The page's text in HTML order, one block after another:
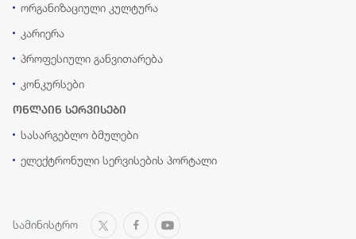
ორგანიზაციული კულტურა
კარიერა
პროფესიული განვითარება
კონკურსები
ონლაინ სერვისები
სასარგებლო ბმულები
ელექტრონული სერვისების პორტალი
სამინისტრო